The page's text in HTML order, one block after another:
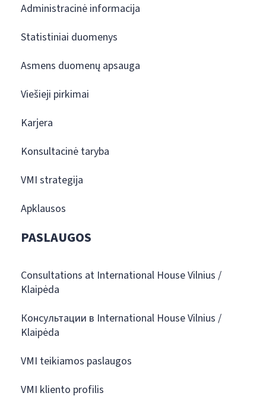
Administracinė informacija
Statistiniai duomenys
Asmens duomenų apsauga
Viešieji pirkimai
Karjera
Konsultacinė taryba
VMI strategija
Apklausos
PASLAUGOS
Consultations at International House Vilnius /
Klaipėda
Консультации в International House Vilnius /
Klaipėda
VMI teikiamos paslaugos
VMI kliento profilis